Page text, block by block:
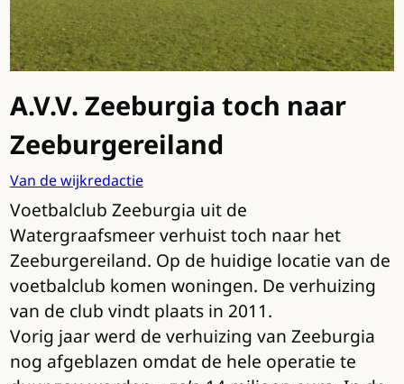
A.V.V. Zeeburgia toch naar
Zeeburgereiland
Van de wijkredactie
Voetbalclub Zeeburgia uit de
Watergraafsmeer verhuist toch naar het
Zeeburgereiland. Op de huidige locatie van de
voetbalclub komen woningen. De verhuizing
van de club vindt plaats in 2011.
Vorig jaar werd de verhuizing van Zeeburgia
nog afgeblazen omdat de hele operatie te